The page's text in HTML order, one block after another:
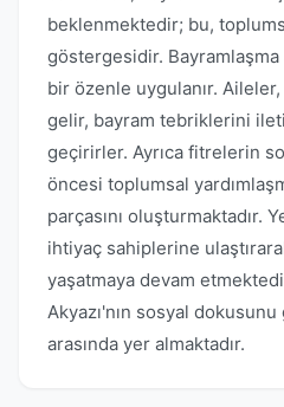
beklenmektedir; bu,
göstergesidir. Bayramlaşma
bir özenle uygulanır.
gelir, bayram tebriklerini
geçirirler. Ayrıca fitrelerin
öncesi toplumsal
parçasını oluşturmaktadır.
ihtiyaç sahiplerine
yaşatmaya devam
Akyazı'nın sosyal
arasında yer almaktadır.